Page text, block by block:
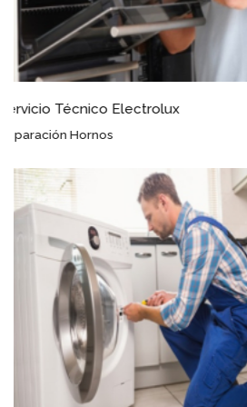
Servicio Técnico Electrolux Espiel
Reparación Frigoríficos